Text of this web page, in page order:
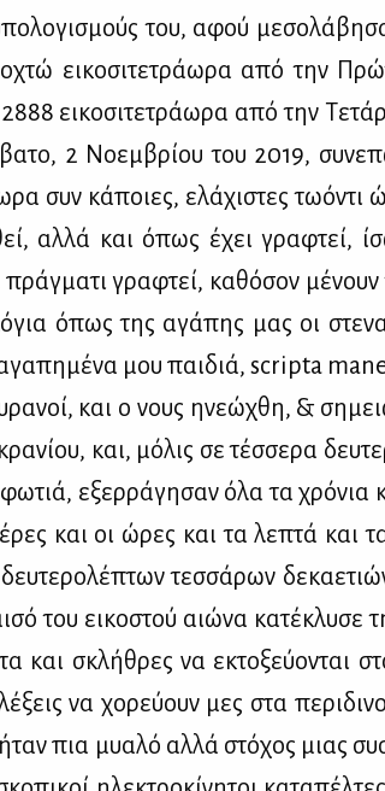
του, αφού
ει­κο­σι­τε­τρά­ω­ρα από την
2888 ει­κο­σι­τε­τρά­ω­ρα από την
2 Νο­εμ­βρί­ου του 2019,
συν κά­ποιες, ελά­χι­στες
αλ­λά και όπως έχει γρα­φτεί,
πράγ­μα­τι γρα­φτεί, κα­θό­σον
όπως της αγά­πης μας οι
μου παι­διά, scripta
και ο νους ηνε­ώ­χθη, &
και, μό­λις σε τέσ­σε­ρα
εξερ­ρά­γη­σαν όλα τα χρό­νια
και οι ώρες και τα λε­πτά και
τεσ­σά­ρων
του ει­κο­στού αιώ­να
και σκλή­θρες να εκτο­ξεύ­ο­νται
να χο­ρεύ­ουν μες στα
πια μυα­λό αλ­λά στό­χος μιας